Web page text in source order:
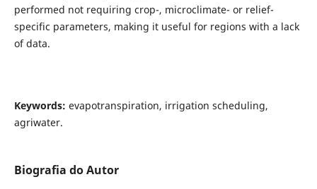
performed not requiring crop-, microclimate- or relief-
specific parameters, making it useful for regions with a lack
of data.
Keywords: evapotranspiration, irrigation scheduling,
agriwater.
Biografia do Autor